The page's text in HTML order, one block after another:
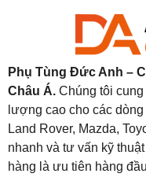
Phụ Tùng Đức Anh –
Châu Á. Chúng tôi
lượng cao cho các
Land Rover, Mazda,
nhanh và tư vấn kỹ
hàng là ưu tiên hàng